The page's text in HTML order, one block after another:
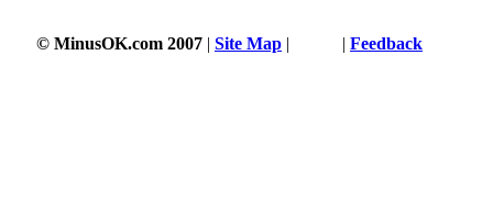
© MinusOK.com 2007 | Site Map | | Feedback